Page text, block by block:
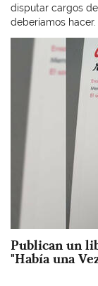
disputar cargos
deberíamos hacer.
Publican un
"Había una